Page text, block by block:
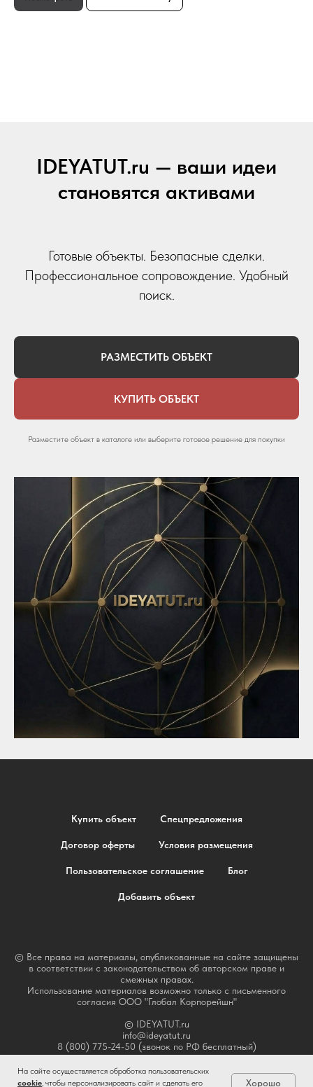
IDEYATUT.ru — ваши идеи
становятся активами
Готовые объекты. Безопасные сделки.
Профессиональное сопровождение. Удобный
поиск.
РАЗМЕСТИТЬ ОБЪЕКТ
КУПИТЬ ОБЪЕКТ
Разместите объект в каталоге или выберите готовое решение для покупки
На сайте осуществляется обработка пользовательских
cookie, чтобы персонализировать сайт и сделать его Хорошо
Купить объект Спецпредложения
Договор оферты Условия размещения
Пользовательское соглашение Блог
Добавить объект
© Все права на материалы, опубликованные на сайте защищены
в соответствии с законодательством об авторском праве и
смежных правах.
Использование материалов возможно только с письменного
согласия ООО "Глобал Корпорейшн"
© IDEYATUT.ru
info@ideyatut.ru
8 (800) 775-24-50 (звонок по РФ бесплатный)